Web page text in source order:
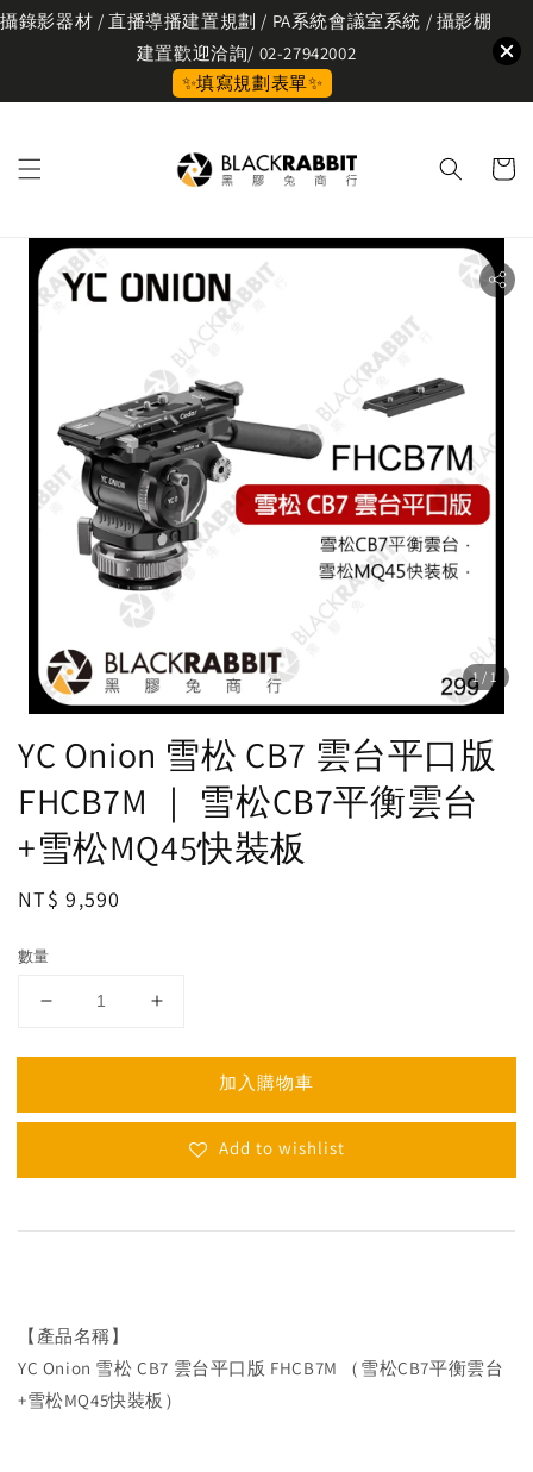
攝錄影器材 / 直播導播建置規劃 / PA系統會議室系統 / 攝影棚
建置歡迎洽詢/ 02-27942002
✨填寫規劃表單✨
1 /1
YC Onion 雪松 CB7 雲台平口版
FHCB7M ｜ 雪松CB7平衡雲台
+雪松MQ45快裝板
Regular
NT$ 9,590
數量
加入購物車
Add to wishlist
【產品名稱】
YC Onion 雪松 CB7 雲台平口版 FHCB7M （雪松CB7平衡雲台
+雪松MQ45快裝板）